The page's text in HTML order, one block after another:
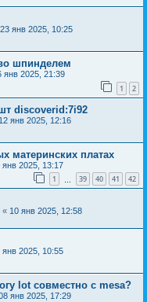
23 янв 2025, 10:25
шпинделем
янв 2025, 21:39
1 2
discoverid:7i92
12 янв 2025, 12:16
материнских платах
янв 2025, 13:17
1 39 40 41 42
« 10 янв 2025, 12:58
янв 2025, 10:55
lot совместно с mesa?
янв 2025, 17:29